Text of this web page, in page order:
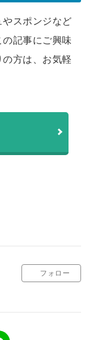
スポンジなど
記事にご興味
方は、お気軽
フォロー